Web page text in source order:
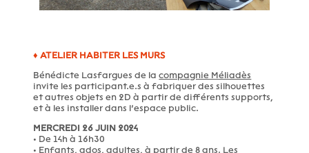
♦ ATELIER HABITER LES MURS
Bénédicte Lasfargues de lacompagnie Méliadès
invite les participant.e.s à fabriquer des silhouettes
et autres objets en 2D à partir de différents supports,
et à les installer dans l’espace public.
MERCREDI 26 JUIN 2024
• De 14h à 16h30
• Enfants, ados, adultes, à partir de 8 ans. Les